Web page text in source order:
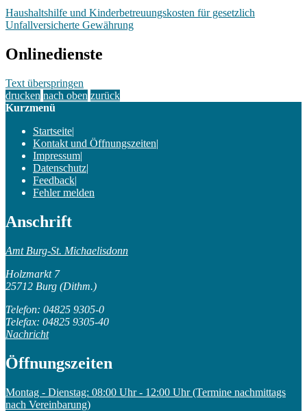
Haushaltshilfe und Kinderbetreuungskosten für gesetzlich
Unfallversicherte Gewährung
Onlinedienste
Text überspringen
drucken nach oben zurück
Kurzmenü
Startseite|
Kontakt und Öffnungszeiten|
Impressum|
Datenschutz|
Feedback|
Fehler melden
Anschrift
Amt Burg-St. Michaelisdonn
Holzmarkt 7
25712 Burg (Dithm.)
Telefon: 04825 9305-0
Telefax: 04825 9305-40
Nachricht
Öffnungszeiten
Montag - Dienstag: 08:00 Uhr - 12:00 Uhr (Termine nachmittags
nach Vereinbarung)